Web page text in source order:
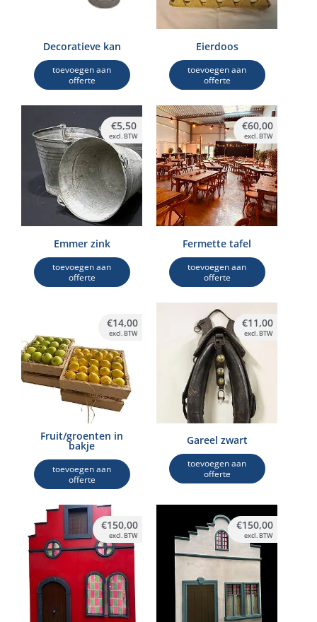
Decoratieve kan
toevoegen aan
offerte
Eierdoos
toevoegen aan
offerte
Emmer zink
toevoegen aan
offerte
€5,50
excl. BTW
Fermette tafel
toevoegen aan
offerte
€60,00
excl. BTW
Fruit/groenten in
bakje
toevoegen aan
offerte
€14,00
excl. BTW
Gareel zwart
toevoegen aan
offerte
€11,00
excl. BTW
€150,00
excl. BTW
€150,00
excl. BTW